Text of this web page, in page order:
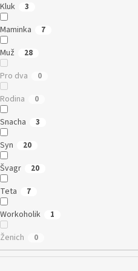
Kluk 3
Maminka 7
Muž 28
Pro dva 0
Rodina 0
Snacha 3
Syn 20
Švagr 20
Teta 7
Workoholik 1
Ženich 0